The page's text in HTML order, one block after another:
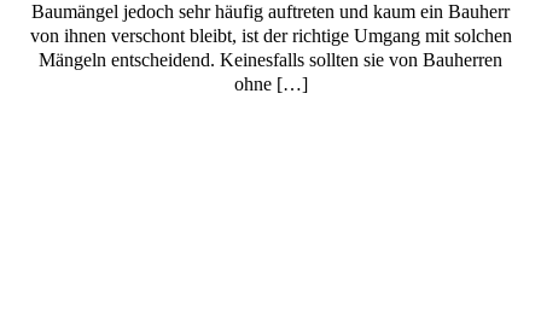
Baumängel jedoch sehr häufig auftreten und kaum ein Bauherr
von ihnen verschont bleibt, ist der richtige Umgang mit solchen
Mängeln entscheidend. Keinesfalls sollten sie von Bauherren
ohne […]